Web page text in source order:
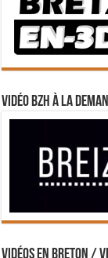
Vidéo BZH à la